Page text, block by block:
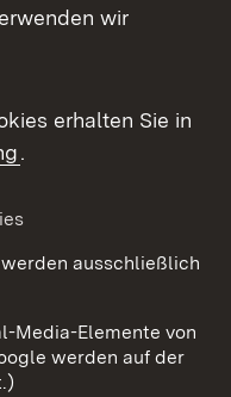
wir
erhalten Sie in
.
ausschließlich
Media-Elemente von
werden auf der